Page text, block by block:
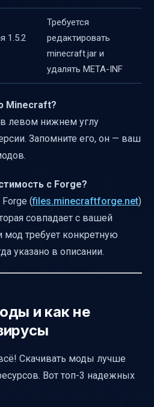
1.5.2
Требуется
редактировать
minecraft.jar и
удалять META-INF
Minecraft?
левом нижнем углу
Запомните его, он — ваш
с Forge?
(files.minecraftforge.net)
совпадает с вашей
мод требует конкретную
указано в описании.
и как не
Скачивать моды лучше
Вот топ-3 надежных